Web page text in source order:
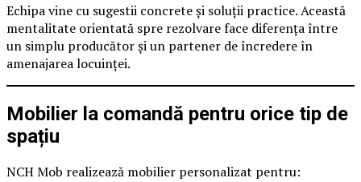
Echipa vine cu sugestii concrete și soluții practice. Această
mentalitate orientată spre rezolvare face diferența între
un simplu producător și un partener de încredere în
amenajarea locuinței.
Mobilier la comandă pentru orice tip de
spațiu
NCH Mob realizează mobilier personalizat pentru: